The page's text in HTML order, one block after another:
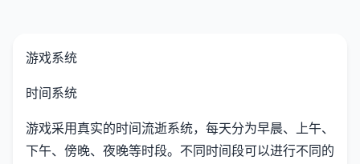
游戏系统
时间系统
游戏采用真实的时间流逝系统，每天分为早晨、上午、
下午、傍晚、夜晚等时段。不同时间段可以进行不同的